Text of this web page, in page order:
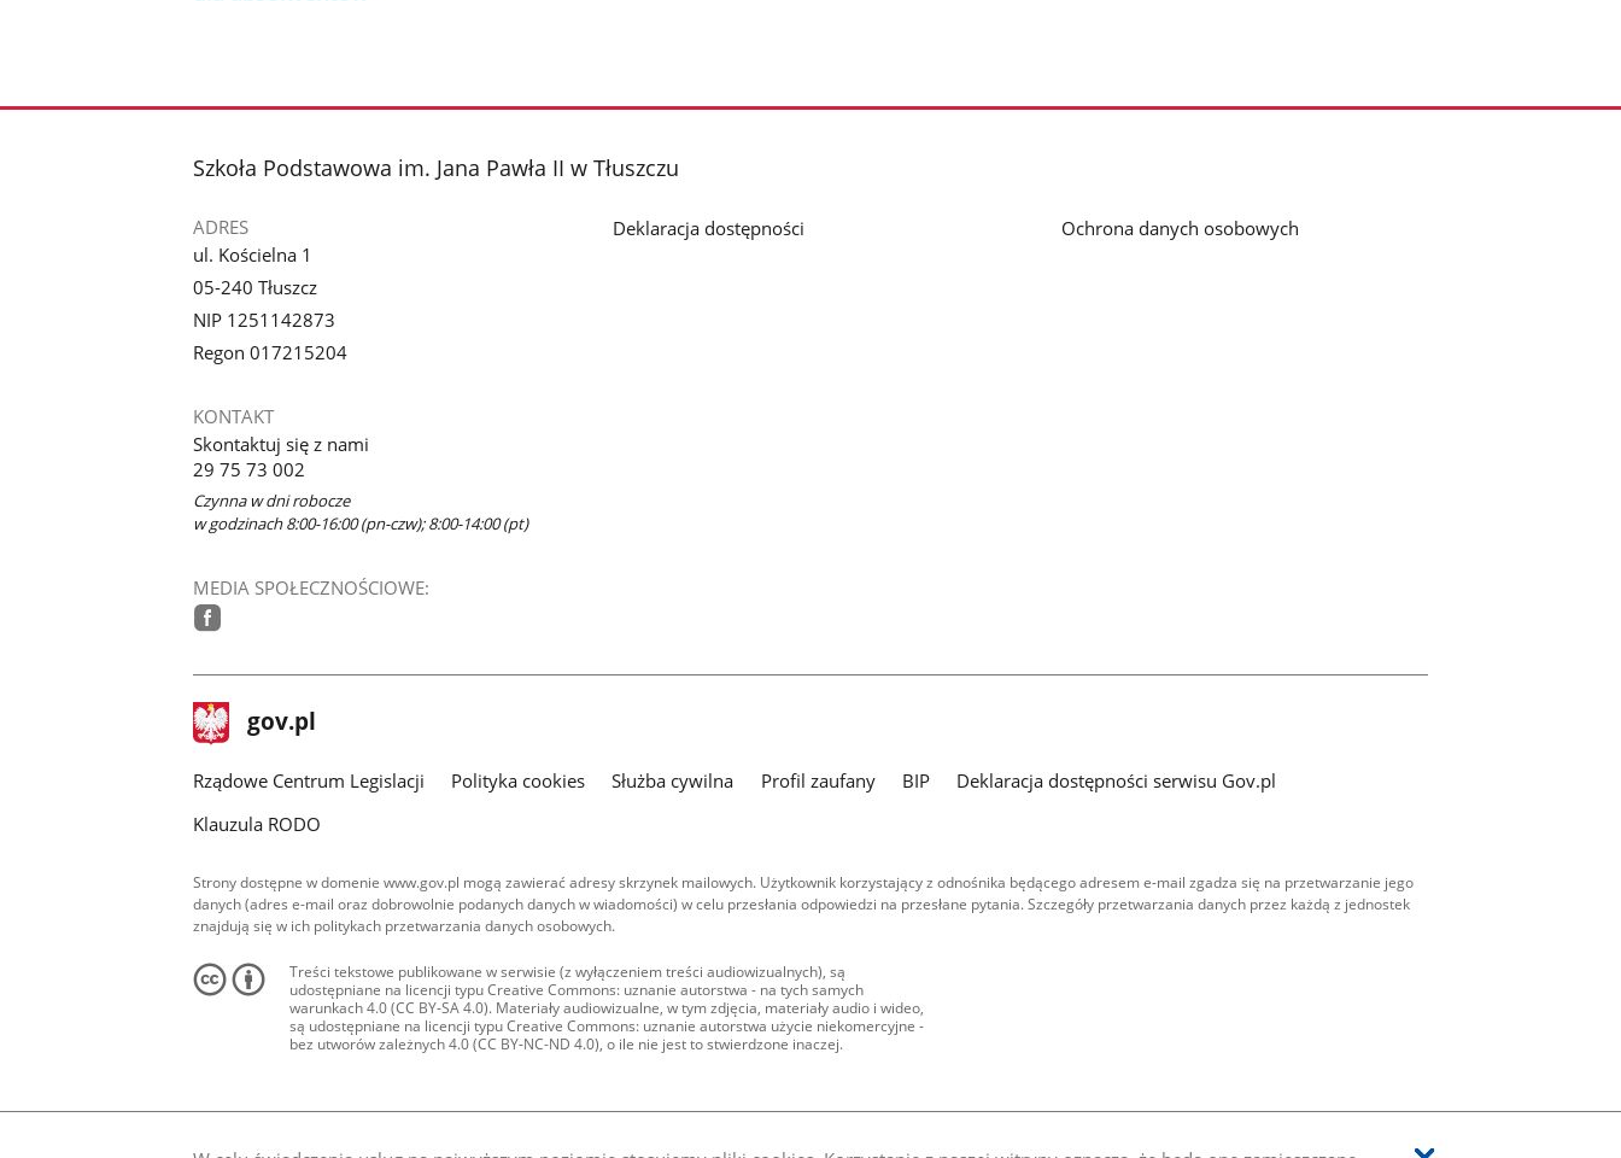
stopka
Szkoła Podstawowa im. Jana Pawła II w Tłuszczu
ADRES
ul. Kościelna 1
05-240 Tłuszcz
NIP 1251142873
Regon 017215204
KONTAKT
Skontaktuj się z nami
29 75 73 002
Czynna w dni robocze
w godzinach 8:00-16:00 (pn-czw); 8:00-14:00 (pt)
MEDIA SPOŁECZNOŚCIOWE:
Deklaracja dostępności Ochrona danych osobowych
stopka
gov.pl Strona
gov.pl
Rządowe Centrum Legislacji Polityka cookies Służba cywilna Profil zaufany BIP
Deklaracja dostępności serwisu Gov.pl
Klauzula RODO
Strony dostępne w domenie www.gov.pl mogą zawierać adresy skrzynek mailowych. Użytkownik korzystający z odnośnika będącego adresem e-mail zgadza się na przetwarzanie jego
danych (adres e-mail oraz dobrowolnie podanych danych w wiadomości) w celu przesłania odpowiedzi na przesłane pytania. Szczegóły przetwarzania danych przez każdą z jednostek
znajdują się w ich politykach przetwarzania danych osobowych.
Treści tekstowe publikowane w serwisie (z wyłączeniem treści audiowizualnych), są
udostępniane na licencji typu Creative Commons: uznanie autorstwa - na tych samych
warunkach 4.0 (CC BY-SA 4.0). Materiały audiowizualne, w tym zdjęcia, materiały audio i wideo,
są udostępniane na licencji typu Creative Commons: uznanie autorstwa użycie niekomercyjne -
bez utworów zależnych 4.0 (CC BY-NC-ND 4.0), o ile nie jest to stwierdzone inaczej.